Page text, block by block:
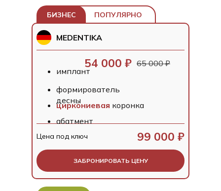
ПОПУЛЯРНО
БИЗНЕС
ЗАБРОНИРОВАТЬ ЦЕНУ
99 000 ₽
Цена под ключ
абатмент
циркониевая коронка
формирователь
десны
65 000 ₽
54 000 ₽
имплант
MEDENTIKA